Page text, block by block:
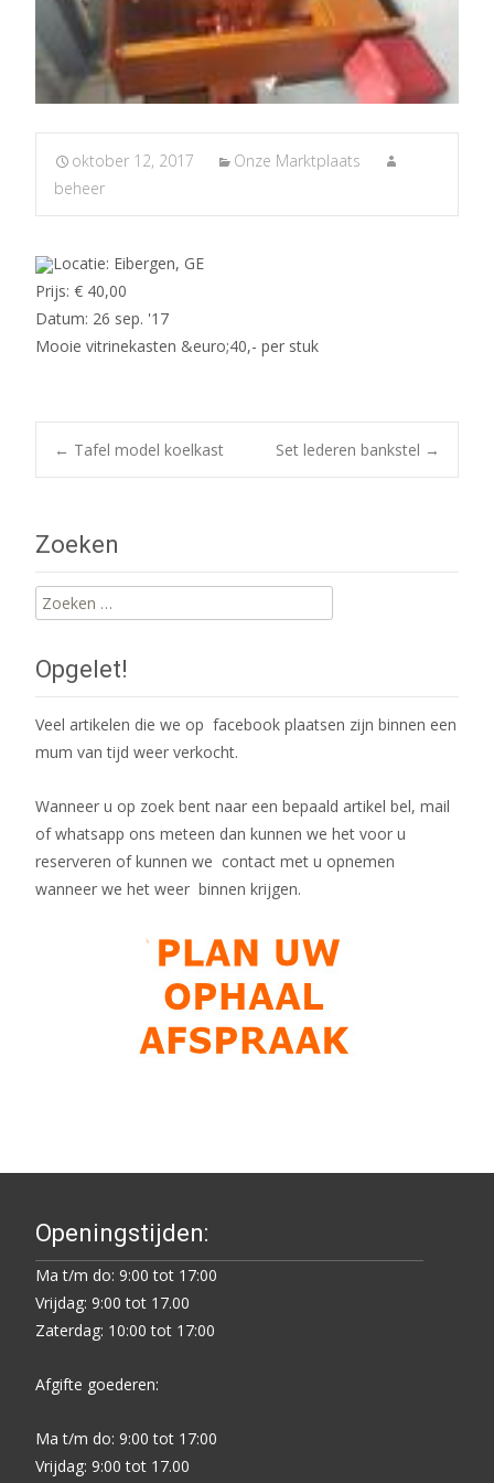
oktober 12, 2017
Onze Marktplaats
beheer
Locatie: Eibergen, GE
Prijs: € 40,00
Datum: 26 sep. '17
Mooie vitrinekasten &euro;40,- per stuk
Post
navigation
← Tafel model koelkast Set lederen bankstel →
Zoeken
Zoeken
naar:
Opgelet!
Veel artikelen die we op facebook plaatsen zijn binnen een
mum van tijd weer verkocht.
Wanneer u op zoek bent naar een bepaald artikel bel, mail
of whatsapp ons meteen dan kunnen we het voor u
reserveren of kunnen we contact met u opnemen
wanneer we het weer binnen krijgen.
Openingstijden:
Ma t/m do: 9:00 tot 17:00
Vrijdag: 9:00 tot 17.00
Zaterdag: 10:00 tot 17:00
Afgifte goederen:
Ma t/m do: 9:00 tot 17:00
Vrijdag: 9:00 tot 17.00